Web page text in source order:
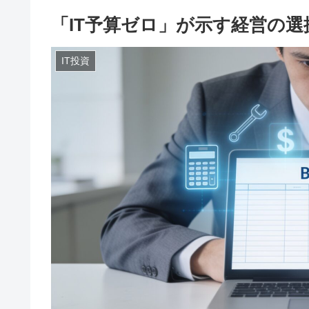
「IT予算ゼロ」が示す経営の
IT投資